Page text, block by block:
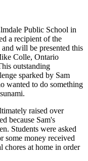
Public School in
a recipient of the
will be presented this
Colle, Ontario
outstanding
sparked by Sam
wanted to do something
raised over
because Sam's
Students were asked
some money received
chores at home in order